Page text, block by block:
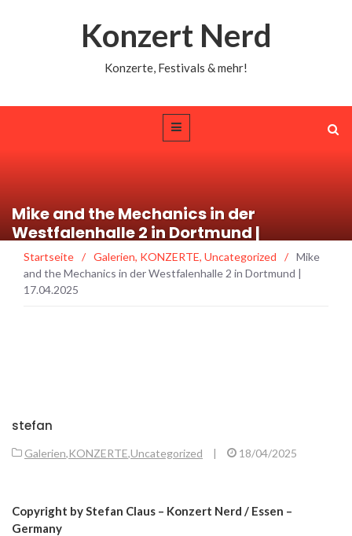
Konzert Nerd
Konzerte, Festivals & mehr!
Mike and the Mechanics in der
Westfalenhalle 2 in Dortmund |
17.04.2025
Startseite / Galerien, KONZERTE, Uncategorized / Mike
and the Mechanics in der Westfalenhalle 2 in Dortmund |
17.04.2025
stefan
Galerien,KONZERTE,Uncategorized | 18/04/2025
Copyright by Stefan Claus – Konzert Nerd / Essen –
Germany